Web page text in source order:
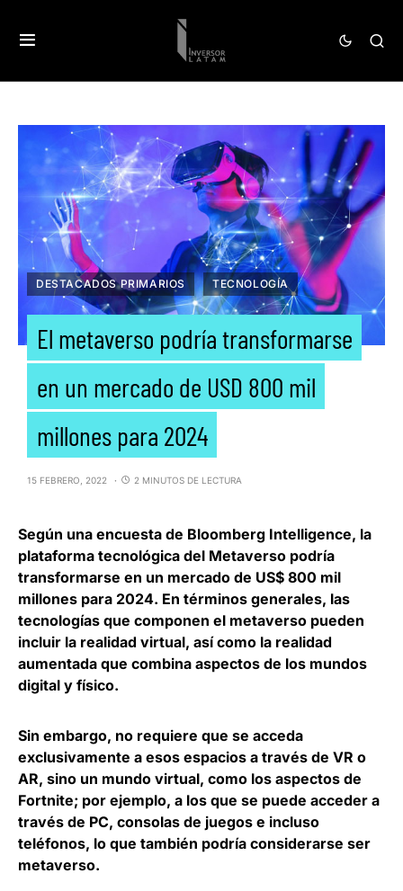
DESTACADOS PRIMARIOS TECNOLOGÍA
El metaverso podría transformarse
en un mercado de USD 800 mil
millones para 2024
15 FEBRERO, 2022 2 MINUTOS DE LECTURA
Según una encuesta de Bloomberg Intelligence, la
plataforma tecnológica del Metaverso podría
transformarse en un mercado de US$ 800 mil
millones para 2024. En términos generales, las
tecnologías que componen el metaverso pueden
incluir la realidad virtual, así como la realidad
aumentada que combina aspectos de los mundos
digital y físico.
Sin embargo, no requiere que se acceda
exclusivamente a esos espacios a través de VR o
AR, sino un mundo virtual, como los aspectos de
Fortnite; por ejemplo, a los que se puede acceder a
través de PC, consolas de juegos e incluso
teléfonos, lo que también podría considerarse ser
metaverso.